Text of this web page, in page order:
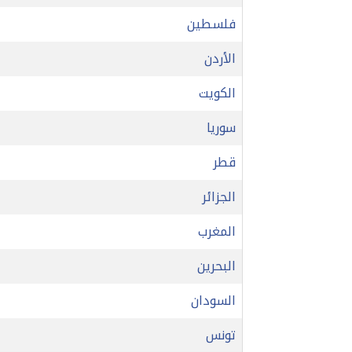
فلسطين
الأردن
الكويت
سوريا
قطر
الجزائر
المغرب
البحرين
السودان
تونس